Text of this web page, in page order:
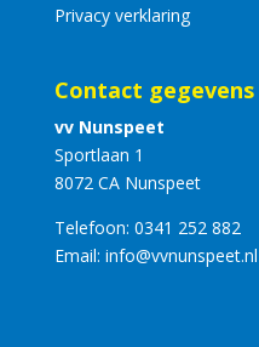
Privacy verklaring
Contact gegevens
vv Nunspeet
Sportlaan 1
8072 CA Nunspeet
Telefoon: 0341 252 882
Email: info@vvnunspeet.nl